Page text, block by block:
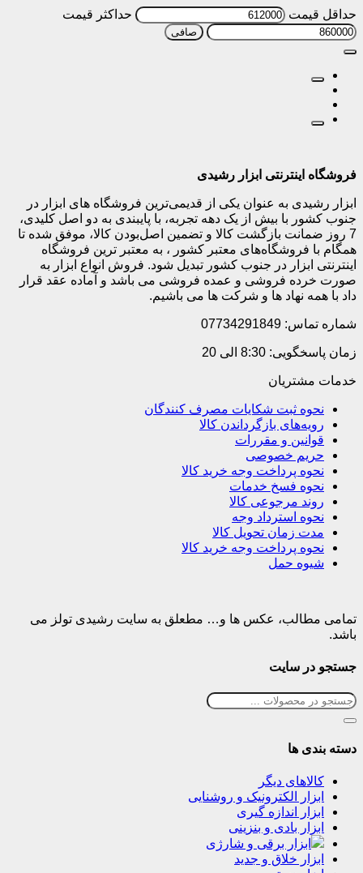
حداقل قیمت حداكثر قيمت
صافی
فروشگاه اینترنتی ابزار رشیدی
ابزار رشیدی به عنوان یکی از قدیمی‌ترین فروشگاه های ابزار در
جنوب کشور با بیش از یک دهه تجربه، با پایبندی به دو اصل کلیدی،
7 روز ضمانت بازگشت کالا و تضمین اصل‌بودن کالا، موفق شده تا
همگام با فروشگاه‌های معتبر کشور ، به معتبر ترین فروشگاه
اینترنتی ابزار در جنوب کشور تبدیل شود. فروش انواع ابزار به
صورت خرده فروشی و عمده فروشی می باشد و آماده عقد قرار
داد با همه نهاد ها و شرکت ها می باشیم.
شماره تماس: 07734291849
زمان پاسخگویی: 8:30 الی 20
خدمات مشتریان
نحوه ثبت شکایات مصرف کنندگان
رویه‌های بازگرداندن کالا
قوانین و مقررات
حریم خصوصی
نحوه پرداخت وجه خرید کالا
نحوه فسخ خدمات
روند مرجوعی کالا
نحوه استرداد وجه
مدت زمان تحویل کالا
نحوه پرداخت وجه خرید کالا
شیوه حمل
تمامی مطالب، عکس ها و… مطعلق به سایت رشیدی تولز می
باشد.
جستجو در سایت
دسته بندی ها
کالاهای دیگر
ابزار الکترونیک و روشنایی
ابزار اندازه گیری
ابزار بادی و بنزینی
ابزار برقی و شارژی
ابزار خلاق و جدید